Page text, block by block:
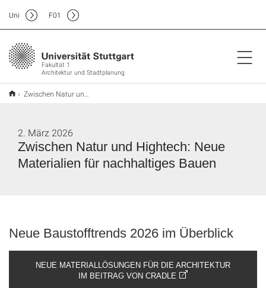
Fakultät 1
Architektur und Stadtplanung
Uni F01
Zwischen Natur und Hightech: Neue Materialien für nachhaltiges Bauen
Zwischen Natur und Hightech: Neue
Materialien für nachhaltiges Bauen
2. März 2026
Neue Baustofftrends 2026 im Überblick
NEUE MATERIALLÖSUNGEN FÜR DIE ARCHITEKTUR
IM BEITRAG VON CRADLE